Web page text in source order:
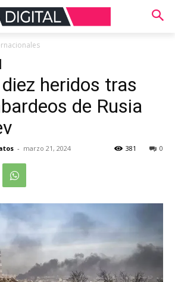
heridos tras
de Rusia
- marzo 21, 2024 0
381